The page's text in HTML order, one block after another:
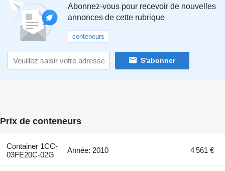
Abonnez-vous pour recevoir de nouvelles
annonces de cette rubrique
conteneurs
S'abonner
Prix de conteneurs
Container 1CC-
03FE20C-02G
Année: 2010 4 561 €